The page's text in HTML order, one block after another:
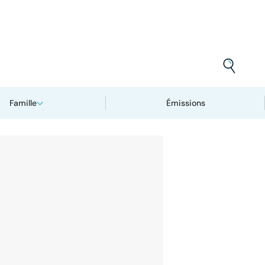
Famille Émissions